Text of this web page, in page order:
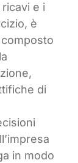
e i
è
di
in modo